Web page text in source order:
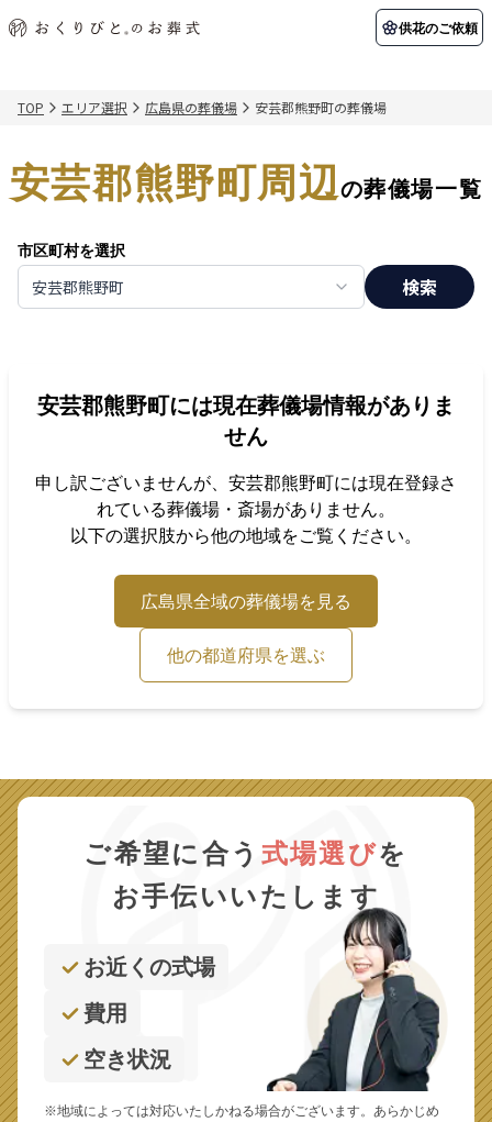
供花のご依頼
初めての方へ 納棺の儀とは？
アフターサポート
会社概要 店舗用地募集
関東エリア
千葉県
北海道エリア
ご葬儀事例 お客様の声
葬儀の知識 供花のご依頼
TOP エリア選択 広島県の葬儀場 安芸郡熊野町の葬儀場
安芸郡熊野町周辺の葬儀場一覧
市区町村を選択
安芸郡熊野町 検索
安芸郡熊野町には現在葬儀場情報がありま
せん
申し訳ございませんが、 安芸郡熊野町には現在登録さ
れている葬儀場・斎場がありません。
以下の選択肢から他の地域をご覧ください。
広島県全域の葬儀場を見る
他の都道府県を選ぶ
ご希望に合う 式場選びを
お手伝いいたします
お近くの式場
費用
空き状況
※地域によっては対応いたしかねる場合がございます。あらかじめ